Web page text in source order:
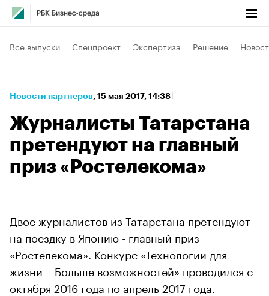
Все выпуски Спецпроект Экспертиза Решение
Новости партнеров⁠, 15 мая 2017, 14:38
Журналисты Татарстана
претендуют на главный
приз «Ростелекома»
Двое журналистов из Татарстана претендуют
на поездку в Японию - главный приз
«Ростелекома». Конкурс «Технологии для
жизни – Больше возможностей» проводился с
октября 2016 года по апрель 2017 года.